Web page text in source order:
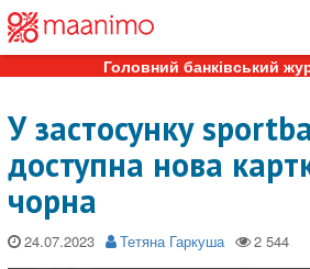
Головний банківський
У застосунку
доступна нова
чорна
24.07.2023 Тетяна Гаркуша